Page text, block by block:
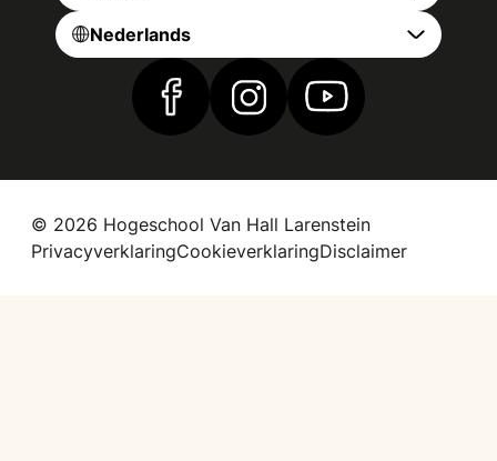
Nederlands
Vind ons op Facebook
Vind ons op Instagram
Vind ons op
© 2026 Hogeschool Van Hall Larenstein
PrivacyverklaringCookieverklaringDisclaimer